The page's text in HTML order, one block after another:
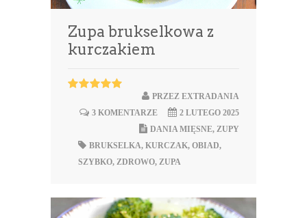
Zupa brukselkowa z
kurczakiem
PRZEZ EXTRADANIA
2 LUTEGO 2025
3 KOMENTARZE
DANIA MIĘSNE, ZUPY
BRUKSELKA, KURCZAK, OBIAD,
SZYBKO, ZDROWO, ZUPA